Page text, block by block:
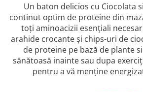
Un baton delicios cu Ciocolata
continut optim de proteine din
toți aminoacizii esențiali
arahide crocante și chips-uri de
de proteine pe bază de plante
sănătoasă inainte sau dupa
pentru a vă menține